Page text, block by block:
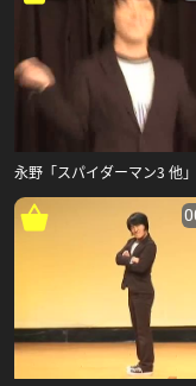
永野「スパイダーマン3 他」